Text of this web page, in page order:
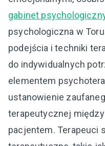
gabinet
psychologiczna w
podejścia i techniki
do indywidualnych
elementem
ustanowienie
terapeutycznej
pacjentem. Terapeuci